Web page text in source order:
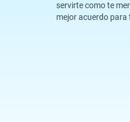
servirte como te
mejor acuerdo para